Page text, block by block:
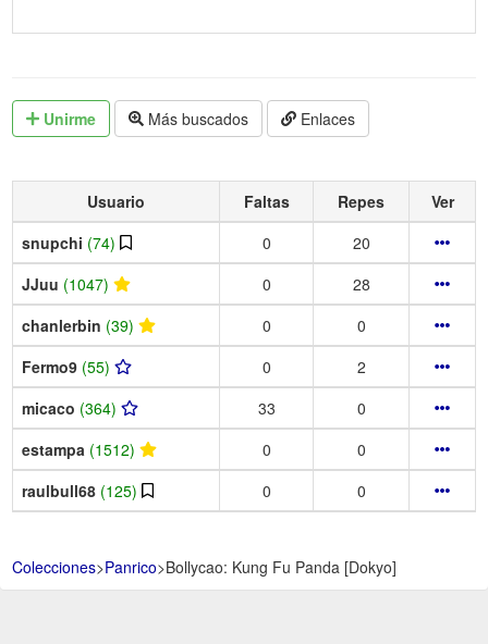
Unirme Más buscados Enlaces
Usuario Faltas Repes
Ver
snupchi (74) 0
20
JJuu (1047) 0
28
chanlerbin (39) 0
0
Fermo9 (55) 0
2
micaco (364) 33
0
estampa (1512) 0
0
raulbull68 (125) 0 0
Colecciones>Panrico>Bollycao: Kung Fu Panda [Dokyo]